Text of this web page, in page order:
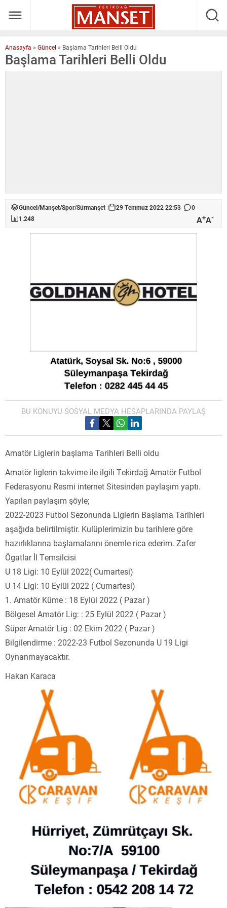
Anasayfa » Güncel » Başlama Tarihleri Belli Oldu
Başlama Tarihleri Belli Oldu
Güncel/Manşet/Spor/Sürmanşet 29 Temmuz 2022 22:53
0
1.248
A+A-
BU KONUYU SOSYAL MEDYA HESAPLARINDA PAYLAŞ
Amatör Liglerin başlama Tarihleri Belli oldu
Amatör liglerin takvime ile ilgili Tekirdağ Amatör Futbol
Federasyonu Resmi internet Sitesinden paylaşım yaptı.
Yapılan paylaşım şöyle;
2022-2023 Futbol Sezonunda Liglerin Başlama Tarihleri
aşağıda belirtilmiştir. Kulüplerimizin bu tarihlere göre
hazırlıklarına başlamalarını önemle rica ederim. Zafer
Ögatlar İl Temsilcisi
U 18 Ligi: 10 Eylül 2022( Cumartesi)
U 14 Ligi: 10 Eylül 2022 ( Cumartesi)
1. Amatör Küme : 18 Eylül 2022 ( Pazar )
Bölgesel Amatör Lig: : 25 Eylül 2022 ( Pazar )
Süper Amatör Lig : 02 Ekim 2022 ( Pazar )
Bilgilendirme : 2022-23 Futbol Sezonunda U 19 Ligi
Oynanmayacaktır.
Hakan Karaca